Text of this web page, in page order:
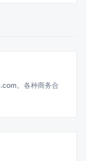
。各种商务合